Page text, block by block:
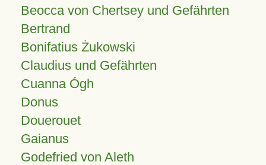
Beocca von Chertsey und Gefährten
Bertrand
Bonifatius Żukowski
Claudius und Gefährten
Cuanna Ógh
Donus
Douerouet
Gaianus
Godefried von Aleth